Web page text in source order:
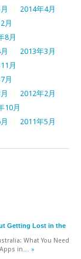
2014年4月
月
8月
2013年3月
月
月
2012年2月
10月
2011年5月
Getting Lost in the
What You Need
in … »